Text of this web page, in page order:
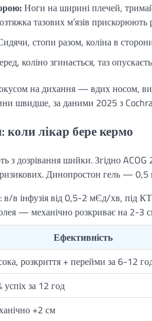
Ноги на ширині плечей,
тазових м’язів прискорюють
стопи разом, коліна в
коліно згинається, таз
на дихання — вдих носом,
швидше, за даними 2025 з
коли лікар бере кермо
з дозрівання шийки. Згідно
Динопростон гель —
в інфузія від 0,5-2 мЄд/хв, під
— механічно розкриває на 2-3
Ефективність
розкриття + перейми за 6-12
успіх за 12 год
+2 см